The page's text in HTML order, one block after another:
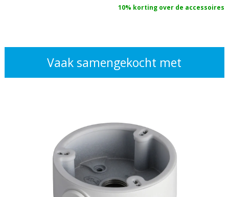
Vaak samengekocht met
10% korting over de accessoires